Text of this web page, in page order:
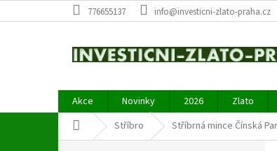
na
776655137 info@investicni-zlato-praha.cz
Akce Novinky 2026 Zlato
Domů Stříbro Stříbrná mince Čínská